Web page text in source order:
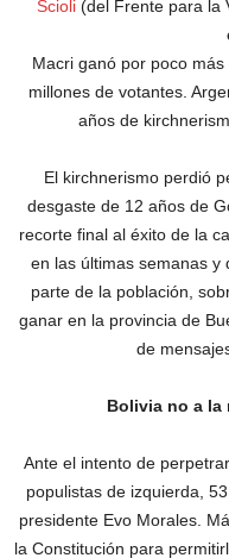
Scioli(del Frente para la
Macri ganó por poco
millones de votantes.
años de
El kirchnerismo perdió
desgaste de 12 años de
recorte final al éxito de la
en las últimas semanas y
parte de la población,
ganar en la provincia de
de
Bolivia no a la
Ante el intento de
populistas de izquierda,
presidente Evo Morales.
la Constitución para